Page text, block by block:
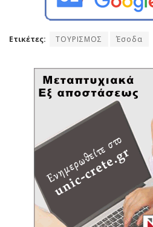
Ετικέτες: ΤΟΥΡΙΣΜΟΣ Έσοδα